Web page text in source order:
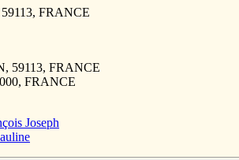
FRANCE
59113, FRANCE
FRANCE
Joseph